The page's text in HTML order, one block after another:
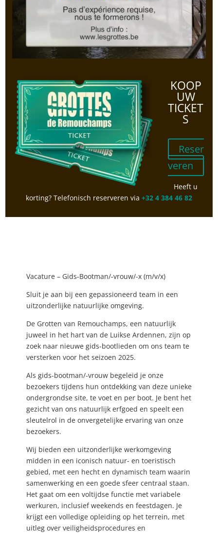
KOOP
UW
TICKET
S
Reser
veren
Heeft u
korting? Telefonisch reserveren via +32 4 384 46 82
Vacature – Gids-Bootman/-vrouw/-x (m/v/x)
Sluit je aan bij een gepassioneerd team in een
uitzonderlijke natuurlijke omgeving.
De Grotten van Remouchamps, een natuurlijk
juweel in het hart van de Luikse Ardennen, zijn op
zoek naar nieuwe gids-bootlieden om ons team te
versterken voor het seizoen 2025.
Als gids-bootman/-vrouw begeleid je onze
bezoekers tijdens hun ontdekking van deze unieke
ondergrondse site, te voet en per boot. Je bent het
gezicht van ons natuurlijk erfgoed en speelt een
sleutelrol in de onvergetelijke ervaring van onze
bezoekers.
Wij bieden een uitzonderlijke werkomgeving
midden in een iconisch natuur- en toeristisch
gebied, met een hecht en dynamisch team waarin
samenwerking en een goede sfeer centraal staan.
Het gaat om een voltijdse functie met variabele
werkuren, inclusief weekends en feestdagen. Je
krijgt een volledige opleiding op het terrein, met
uitleg over veiligheidsprocedures en